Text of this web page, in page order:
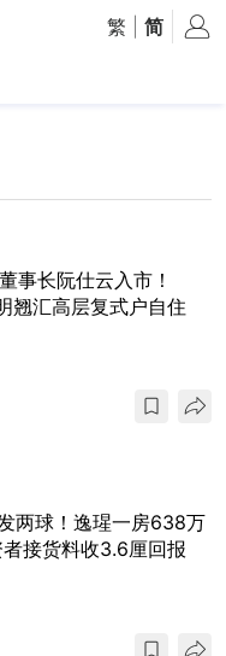
繁 简
事长阮仕云入市！
翘汇高层复式户自住
两球！逸瑆一房638万
接货料收3.6厘回报